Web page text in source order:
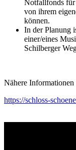
Notfallfonds für
von ihrem
können.
In der Planung
einer/eines
Schilberger
Nähere
https://schloss-